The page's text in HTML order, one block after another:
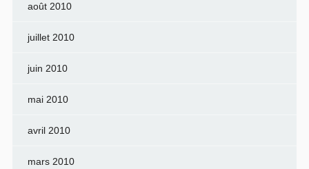
août 2010
juillet 2010
juin 2010
mai 2010
avril 2010
mars 2010